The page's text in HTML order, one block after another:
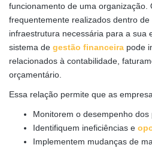
funcionamento de uma organização.
frequentemente realizados dentro
infraestrutura necessária para a sua
sistema de gestão financeira pode
relacionados à contabilidade,
orçamentário.
Essa relação permite que as
Monitorem o desempenho dos
Identifiquem ineficiências e
Implementem mudanças de